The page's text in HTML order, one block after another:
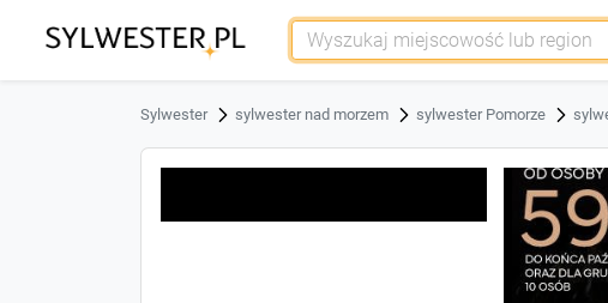
Sylwester sylwester nad morzem sylwester Pomorze